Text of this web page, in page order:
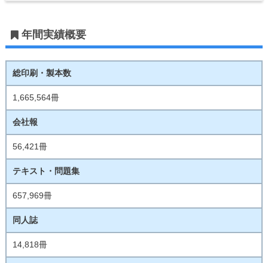
年間実績概要
総印刷・製本数
1,665,564冊
会社報
56,421冊
テキスト・問題集
657,969冊
同人誌
14,818冊